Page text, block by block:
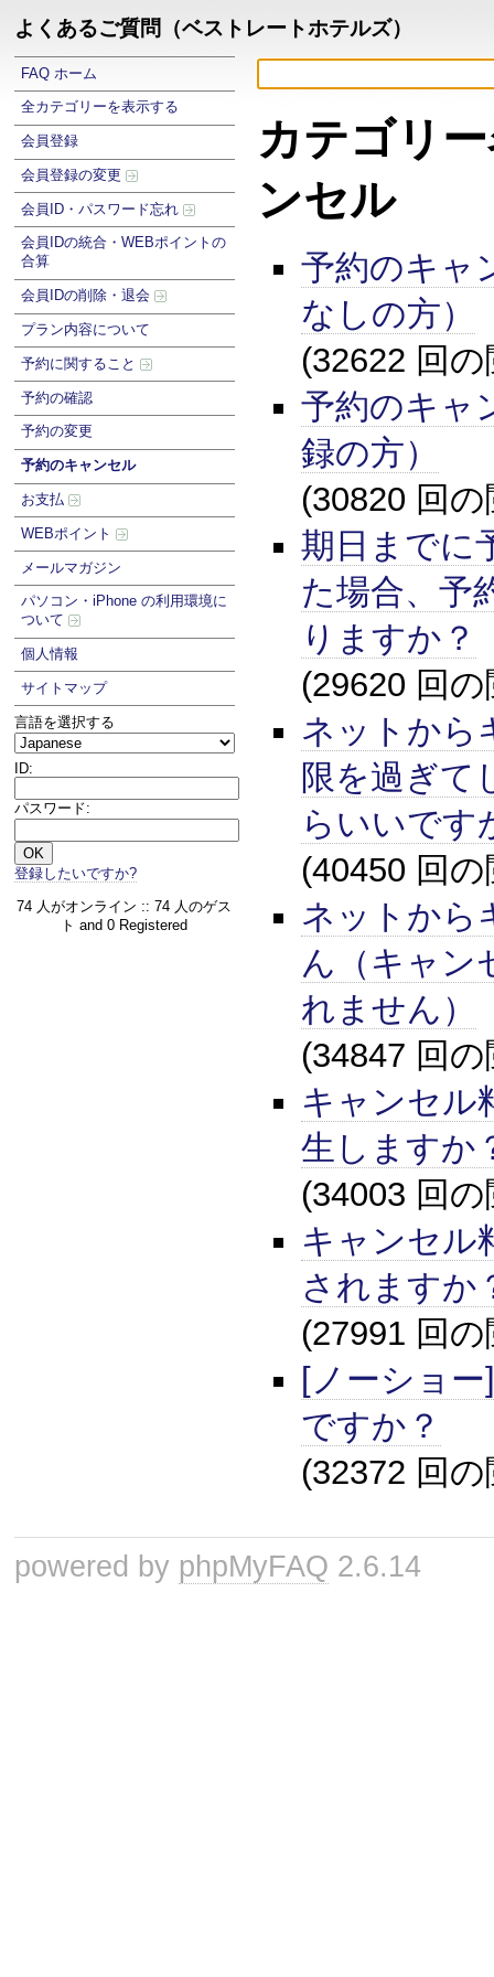
よくあるご質問（ベストレートホテルズ）
FAQ ホーム
全カテゴリーを表示する
会員登録
会員登録の変更
会員ID・パスワード忘れ
会員IDの統合・WEBポイントの
合算
会員IDの削除・退会
プラン内容について
予約に関すること
予約の確認
予約の変更
予約のキャンセル
お支払
WEBポイント
メールマガジン
パソコン・iPhone の利用環境に
ついて
個人情報
サイトマップ
言語を選択する
ID:
パスワード:
登録したいですか?
74 人がオンライン :: 74 人のゲス
ト and 0 Registered
カテゴリ
ンセル
予約のキャ
なしの方）
(32622 回
予約のキャ
録の方）
(30820 回
期日までに
た場合、予
りますか？
(29620 回
ネットから
限を過ぎて
らいいです
(40450 回
ネットから
ん（キャン
れません）
(34847 回
キャンセル
生しますか
(34003 回
キャンセル
されますか
(27991 回
[ノーショ
ですか？
(32372 回
powered by phpMyFAQ 2.6.14